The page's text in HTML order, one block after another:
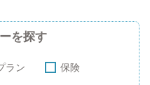
を探す
ラン
保険